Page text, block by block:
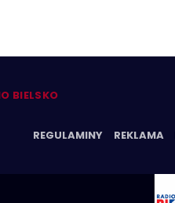
BIELSKO
REGULAMINY REKLAMA